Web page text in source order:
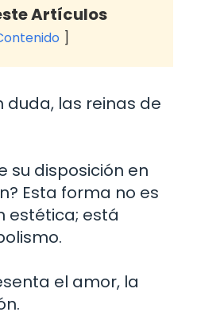
Artículos
duda, las reinas de
su disposición en
Esta forma no es
estética; está
el amor, la